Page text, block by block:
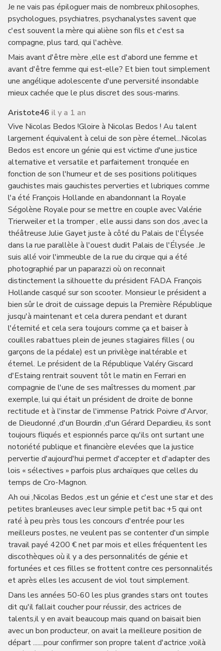
Je ne vais pas épiloguer mais de nombreux philosophes,
psychologues, psychiatres, psychanalystes savent que
c'est souvent la mère qui aliène son fils et c'est sa
compagne, plus tard, qui l'achève.
Mais avant d'être mère ,elle est d'abord une femme et
avant d'être femme qui est-elle? Et bien tout simplement
une angélique adolescente d'une perversité insondable
mieux cachée que le plus discret des sous-marins.
Aristote46 il y a 1 an
Vive Nicolas Bedos !Gloire à Nicolas Bedos ! Au talent
largement équivalent à celui de son père éternel...Nicolas
Bedos est encore un génie qui est victime d'une justice
alternative et versatile et parfaitement tronquée en
fonction de son l'humeur et de ses positions politiques
gauchistes mais gauchistes perverties et lubriques comme
l'a été François Hollande en abandonnant la Royale
Ségolène Royale pour se mettre en couple avec Valérie
Trierweiler et la tromper , elle aussi dans son dos ,avec la
théâtreuse Julie Gayet juste à côté du Palais de l'Élysée
dans la rue parallèle à l'ouest dudit Palais de l'Élysée .Je
suis allé voir l'immeuble de la rue du cirque qui a été
photographié par un paparazzi où on reconnait
distinctement la silhouette du président FADA François
Hollande casqué sur son scooter. Monsieur le président a
bien sûr le droit de cuissage depuis la Première République
jusqu'à maintenant et cela durera pendant et durant
l'éternité et cela sera toujours comme ça et baiser à
couilles rabattues plein de jeunes stagiaires filles ( ou
garçons de la pédale) est un privilège inaltérable et
éternel. Le président de la République Valéry Giscard
d'Estaing rentrait souvent tôt le matin en Ferrari en
compagnie de l'une de ses maîtresses du moment ,par
exemple, lui qui était un président de droite de bonne
rectitude et à l'instar de l'immense Patrick Poivre d'Arvor,
de Dieudonné ,d'un Bourdin ,d'un Gérard Depardieu, ils sont
toujours fliqués et espionnés parce qu'ils ont surtant une
notoriété publique et financière elevées que la justice
pervertie d'aujourd'hui permet d'accepter et d'adapter des
lois « sélectives » parfois plus archaïques que celles du
temps de Cro-Magnon.
Ah oui ,Nicolas Bedos ,est un génie et c'est une star et des
petites branleuses avec leur simple petit bac +5 qui ont
raté à peu près tous les concours d'entrée pour les
meilleurs postes, ne veulent pas se contenter d'un simple
travail payé 4200 € net par mois et elles fréquentent les
discothèques où il y a des personnalités de génie et
fortunées et ces filles se frottent contre ces personnalités
et après elles les accusent de viol tout simplement.
Dans les années 50-60 les plus grandes stars ont toutes
dit qu'il fallait coucher pour réussir, des actrices de
talents,il y en avait beaucoup mais quand on baisait bien
avec un bon producteur, on avait la meilleure position de
départ .......pour confirmer son propre talent d'actrice ,voilà